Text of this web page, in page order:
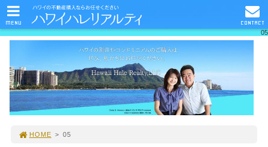
05
HOME > 05
MENU CONTACT